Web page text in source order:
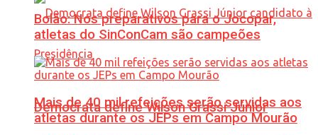
Democrata define Wilson Grassi Júnior
Bolão: Nos preparativos para o Jocopar,
atletas do SinConCam são campeões
Mais de 40 mil refeições serão servidas aos
atletas durante os JEPs em Campo Mourão